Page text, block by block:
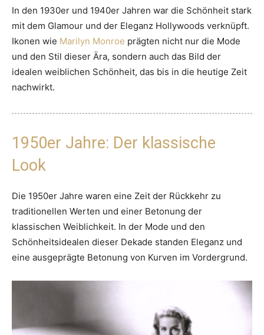
In den 1930er und 1940er Jahren war die Schönheit stark
mit dem Glamour und der Eleganz Hollywoods verknüpft.
Ikonen wie Marilyn Monroe prägten nicht nur die Mode
und den Stil dieser Ära, sondern auch das Bild der
idealen weiblichen Schönheit, das bis in die heutige Zeit
nachwirkt.
1950er Jahre: Der klassische
Look
Die 1950er Jahre waren eine Zeit der Rückkehr zu
traditionellen Werten und einer Betonung der
klassischen Weiblichkeit. In der Mode und den
Schönheitsidealen dieser Dekade standen Eleganz und
eine ausgeprägte Betonung von Kurven im Vordergrund.